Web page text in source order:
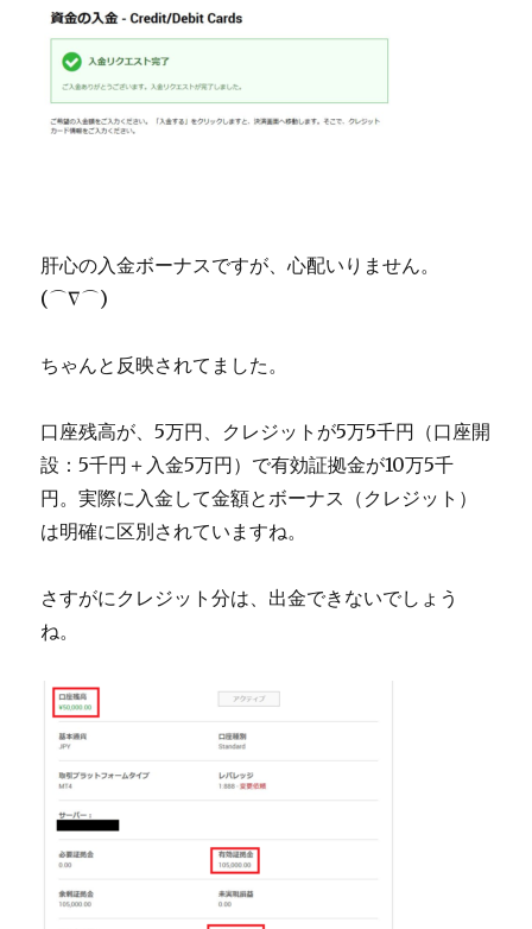
肝心の入金ボーナスですが、心配いりません。
(⌒∇⌒)
ちゃんと反映されてました。
口座残高が、5万円、クレジットが5万5千円（口座開
設：5千円＋入金5万円）で有効証拠金が10万5千
円。実際に入金して金額とボーナス（クレジット）
は明確に区別されていますね。
さすがにクレジット分は、出金できないでしょう
ね。